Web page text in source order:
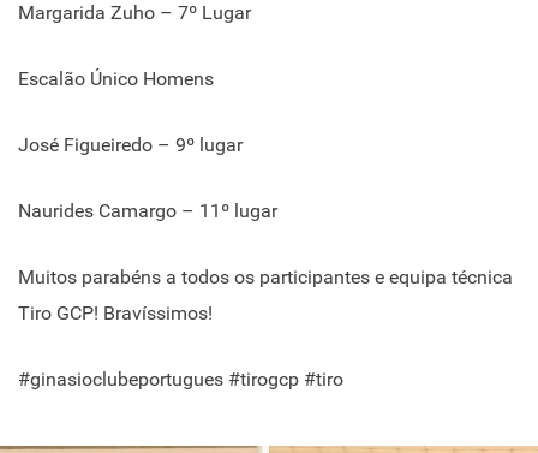
Margarida Zuho – 7º Lugar
Escalão Único Homens
José Figueiredo – 9º lugar
Naurides Camargo – 11º lugar
Muitos parabéns a todos os participantes e equipa técnica
Tiro GCP! Bravíssimos!
#ginasioclubeportugues #tirogcp #tiro